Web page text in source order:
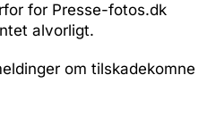
for Presse-fotos.dk
alvorligt.
om tilskadekomne